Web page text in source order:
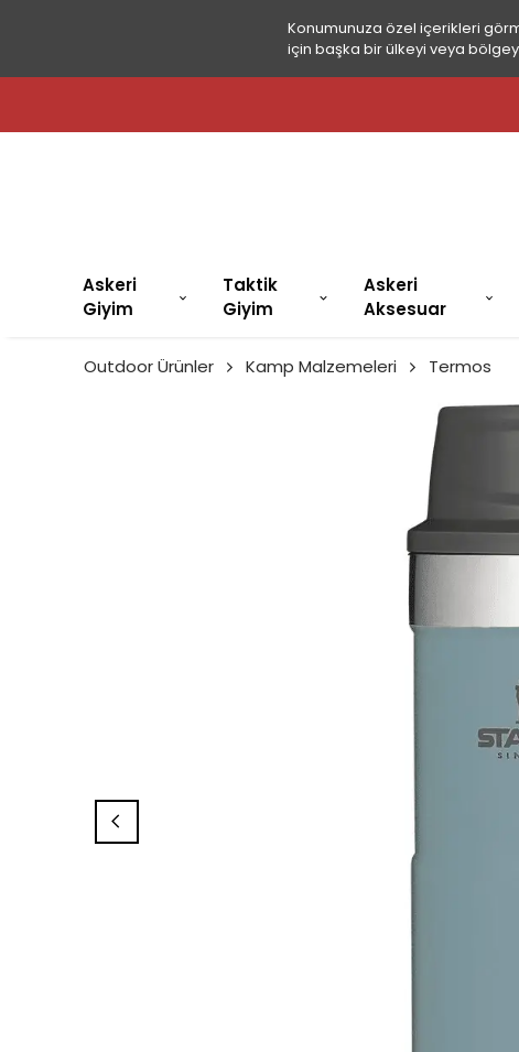
Konumunuza özel içerikleri
için başka bir ülkeyi veya
Askeri
Giyim
Taktik
Giyim
Askeri
Aksesuar
Outdoor Ürünler Kamp Malzemeleri Termos